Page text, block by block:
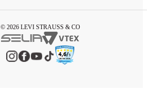
© 2026 LEVI STRAUSS & CO